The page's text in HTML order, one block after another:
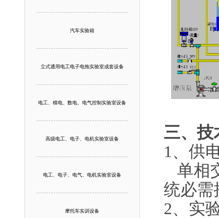
汽车实验箱
立式通用电工电子电拖实验室成套设备
电工、模电、数电、电气控制实验室设备
高级电工、电子、电机实验室设备
电工、电子、电气、电机实验室设备
摩托车实训设备
三、技
1、供
单相
统必需
2、实